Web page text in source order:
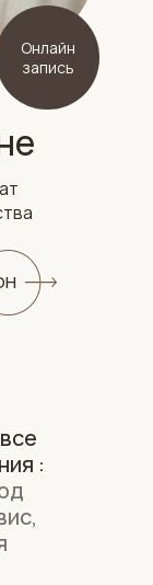
Онлайн
запись
: